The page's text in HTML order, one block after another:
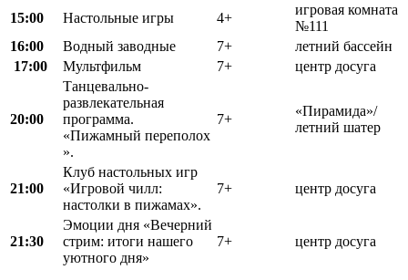
15:00 Настольные игры 4+
игровая комната
№111
16:00
Водный заводные 7+
летний бассейн
17:00
Мультфильм 7+ центр досуга
20:00
Танцевально-
развлекательная
программа.
«Пижамный переполох
».
7+
«Пирамида»/
летний шатер
21:00
Клуб настольных игр
«Игровой чилл:
настолки в пижамах».
7+ центр досуга
21:30
Эмоции дня «Вечерний
стрим: итоги нашего
уютного дня»
7+ центр досуга